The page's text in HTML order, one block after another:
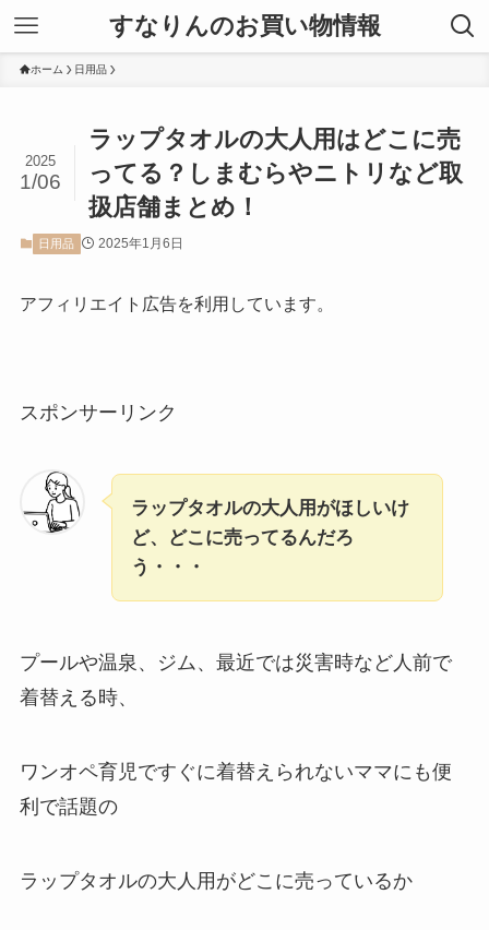
すなりんのお買い物情報
ホーム 日用品
ラップタオルの大人用はどこに売
ってる？しまむらやニトリなど取
扱店舗まとめ！
2025
1/06
日用品 2025年1月6日
アフィリエイト広告を利用しています。
スポンサーリンク
ラップタオルの大人用がほしいけ
ど、どこに売ってるんだろ
う・・・
プールや温泉、ジム、最近では災害時など人前で
着替える時、
ワンオペ育児ですぐに着替えられないママにも便
利で話題の
ラップタオルの大人用がどこに売っているか